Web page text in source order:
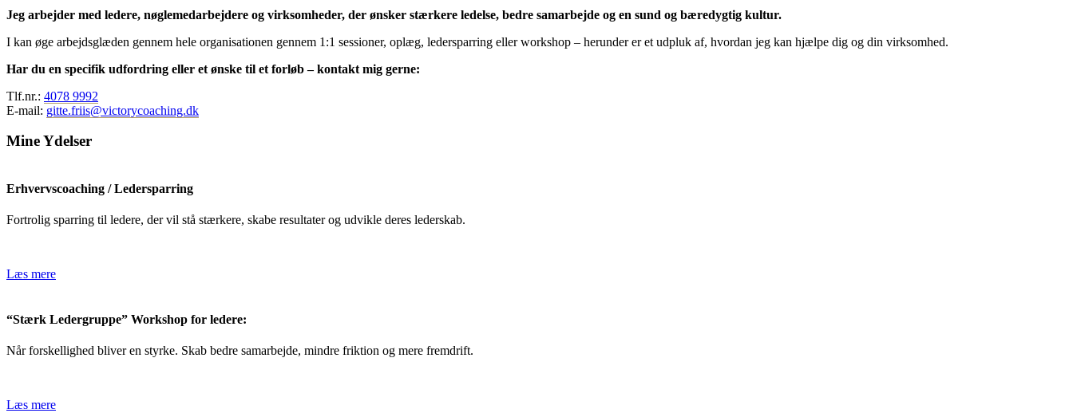
Jeg arbejder med ledere, nøglemedarbejdere og virksomheder, der ønsker stærkere ledelse, bedre samarbejde og en sund og bæredygtig kultur.
I kan øge arbejdsglæden gennem hele organisationen gennem 1:1 sessioner, oplæg, ledersparring eller workshop – herunder er et udpluk af, hvordan jeg kan hjælpe dig og din virksomhed.
Har du en specifik udfordring eller et ønske til et forløb – kontakt mig gerne:
Tlf.nr.: 4078 9992
E-mail: gitte.friis@victorycoaching.dk
Mine Ydelser
Erhvervscoaching / Ledersparring
Fortrolig sparring til ledere, der vil stå stærkere, skabe resultater og udvikle deres lederskab.
Læs mere
“Stærk Ledergruppe” Workshop for ledere:
Når forskellighed bliver en styrke. Skab bedre samarbejde, mindre friktion og mere fremdrift.
Læs mere